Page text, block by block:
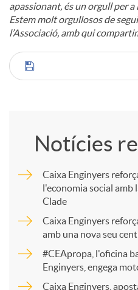
apassionant, és un orgull per
Estem molt orgullosos de
l’Associació, amb qui
C
m
r
Notícies
Caixa Enginyers
l'economia social amb
Clade
Caixa Enginyers
amb una nova seu
#CEApropa, l'oficina
Enginyers, engega
Caixa Enginyers,